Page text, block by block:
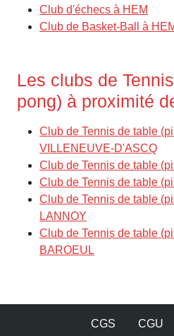
Club d'échecs à HEM
Club de Basket-Ball à
Les clubs de
pong) à proximité
Club de Tennis de table
VILLENEUVE-D'ASCQ
Club de Tennis de table
Club de Tennis de table
Club de Tennis de table
LANNOY
Club de Tennis de table
BAROEUL
CGS CGU